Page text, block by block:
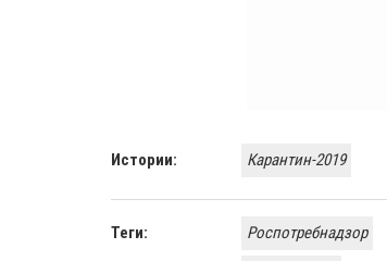
Истории: Карантин-2019
Теги: Роспотребнадзор